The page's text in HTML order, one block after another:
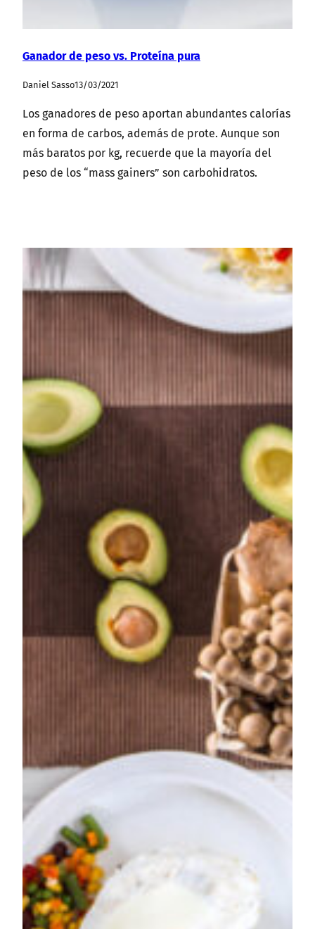
Ganador de peso vs. Proteína pura
Daniel Sasso13/03/2021
Los ganadores de peso aportan abundantes calorías
en forma de carbos, además de prote. Aunque son
más baratos por kg, recuerde que la mayoría del
peso de los “mass gainers” son carbohidratos.